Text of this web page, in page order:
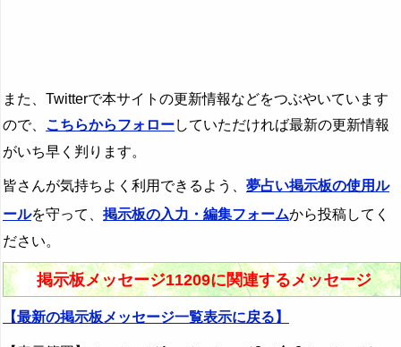
また、Twitterで本サイトの更新情報などをつぶやいています
ので、 こちらからフォローしていただければ最新の更新情報
がいち早く判ります。
皆さんが気持ちよく利用できるよう、 夢占い掲示板の使用ル
ールを守って、 掲示板の入力・編集フォームから投稿してく
ださい。
掲示板メッセージ11209に関連するメッセージ
【最新の掲示板メッセージ一覧表示に戻る】